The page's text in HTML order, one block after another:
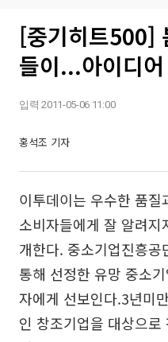
[중기히트500]
들이...아이디
입력 2011-05-06 11:00
홍석조 기자
이투데이는 우수한 품
소비자들에게 잘 알려
개한다. 중소기업진흥
통해 선정한 유망 중소
자에게 선보인다.3년미
인 창조기업을 대상으로